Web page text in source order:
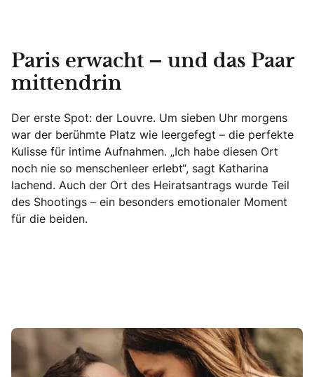
Paris erwacht – und das Paar
mittendrin
Der erste Spot: der Louvre. Um sieben Uhr morgens
war der berühmte Platz wie leergefegt – die perfekte
Kulisse für intime Aufnahmen. „Ich habe diesen Ort
noch nie so menschenleer erlebt“, sagt Katharina
lachend. Auch der Ort des Heiratsantrags wurde Teil
des Shootings – ein besonders emotionaler Moment
für die beiden.